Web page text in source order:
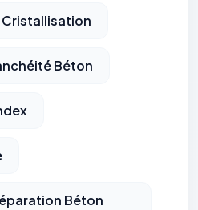
Cristallisation
Béton
Béton